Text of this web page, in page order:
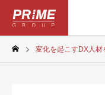
変化を起こすDX人材